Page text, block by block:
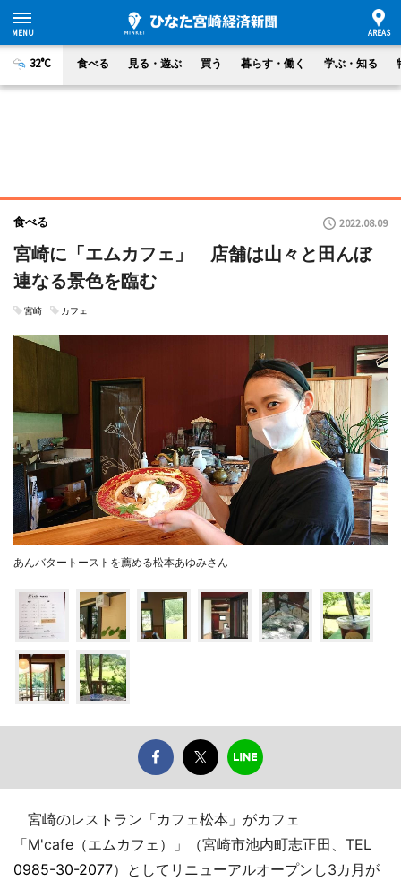
32°C 食べる 見る・遊ぶ 買う 暮らす・働く 学ぶ・知る
食べる 2022.08.09
宮崎に「エムカフェ」 店舗は山々と田んぼ
連なる景色を臨む
宮崎 カフェ
あんバタートーストを薦める松本あゆみさん
宮崎のレストラン「カフェ松本」がカフェ
「M'cafe（エムカフェ）」（宮崎市池内町志正田、TEL
0985-30-2077）としてリニューアルオープンし3カ月が